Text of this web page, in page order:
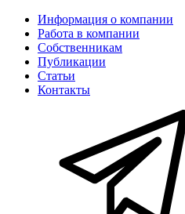
Информация о компании
Работа в компании
Собственникам
Публикации
Статьи
Контакты